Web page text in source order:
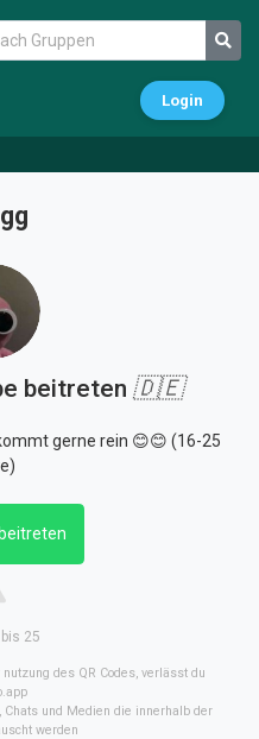
Login
beitreten 🇩🇪
gerne rein 😊😊 (16-25
25
des QR Codes, verlässt du
und Medien die innerhalb der
werden